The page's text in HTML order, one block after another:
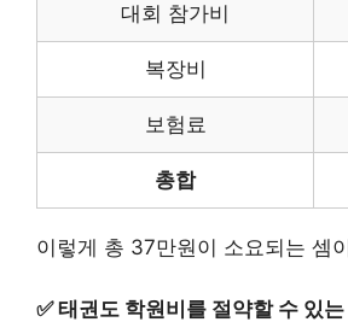
대회 참가비
복장비
보험료
총합
이렇게 총 37만원이 소요되는 셈
✅태권도 학원비를 절약할 수 있